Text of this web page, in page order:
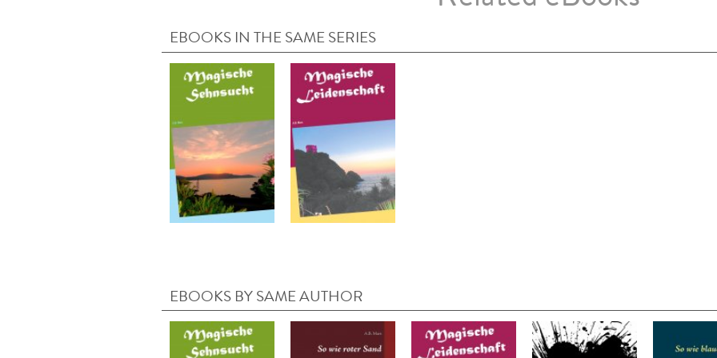
EBOOKS IN THE SAME SERIES
EBOOKS BY SAME AUTHOR